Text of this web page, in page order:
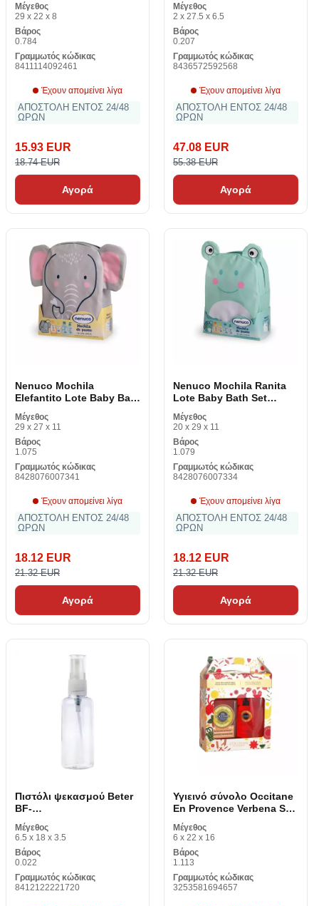
Μέγεθος
29 x 22 x 8
Βάρος
0.784
Γραμμωτός κώδικας
8411114092461
Έχουν απομείνει λίγα
ΑΠΟΣΤΟΛΗ ΕΝΤΟΣ 24/48
ΩΡΩΝ
15.93 EUR
18.74 EUR
Αγορά
cm (1 off)
Μέγεθος
2 x 27.5 x 6.5
Βάρος
0.207
Γραμμωτός κώδικας
8436572592568
Έχουν απομείνει λίγα
ΑΠΟΣΤΟΛΗ ΕΝΤΟΣ 24/48
ΩΡΩΝ
47.08 EUR
55.38 EUR
Αγορά
Nenuco Mochila
Elefantito Lote Baby Bath
Set Elephant 4
Αντικείμενα
Μέγεθος
29 x 27 x 11
Βάρος
1.075
Γραμμωτός κώδικας
8428076007341
Έχουν απομείνει λίγα
ΑΠΟΣΤΟΛΗ ΕΝΤΟΣ 24/48
ΩΡΩΝ
18.12 EUR
21.32 EUR
Αγορά
Nenuco Mochila Ranita
Lote Baby Bath Set
Βάτραχος 4 αντικείμενα
Μέγεθος
20 x 29 x 11
Βάρος
1.079
Γραμμωτός κώδικας
8428076007334
Έχουν απομείνει λίγα
ΑΠΟΣΤΟΛΗ ΕΝΤΟΣ 24/48
ΩΡΩΝ
18.12 EUR
21.32 EUR
Αγορά
Πιστόλι ψεκασμού Beter
BF-
8412122221720_Vendor
100 ml
Μέγεθος
6.5 x 18 x 3.5
Βάρος
0.022
Γραμμωτός κώδικας
8412122221720
Υγιεινό σύνολο Occitane
En Provence Verbena Shi
Μέγεθος
6 x 22 x 16
Βάρος
1.113
Γραμμωτός κώδικας
3253581694657